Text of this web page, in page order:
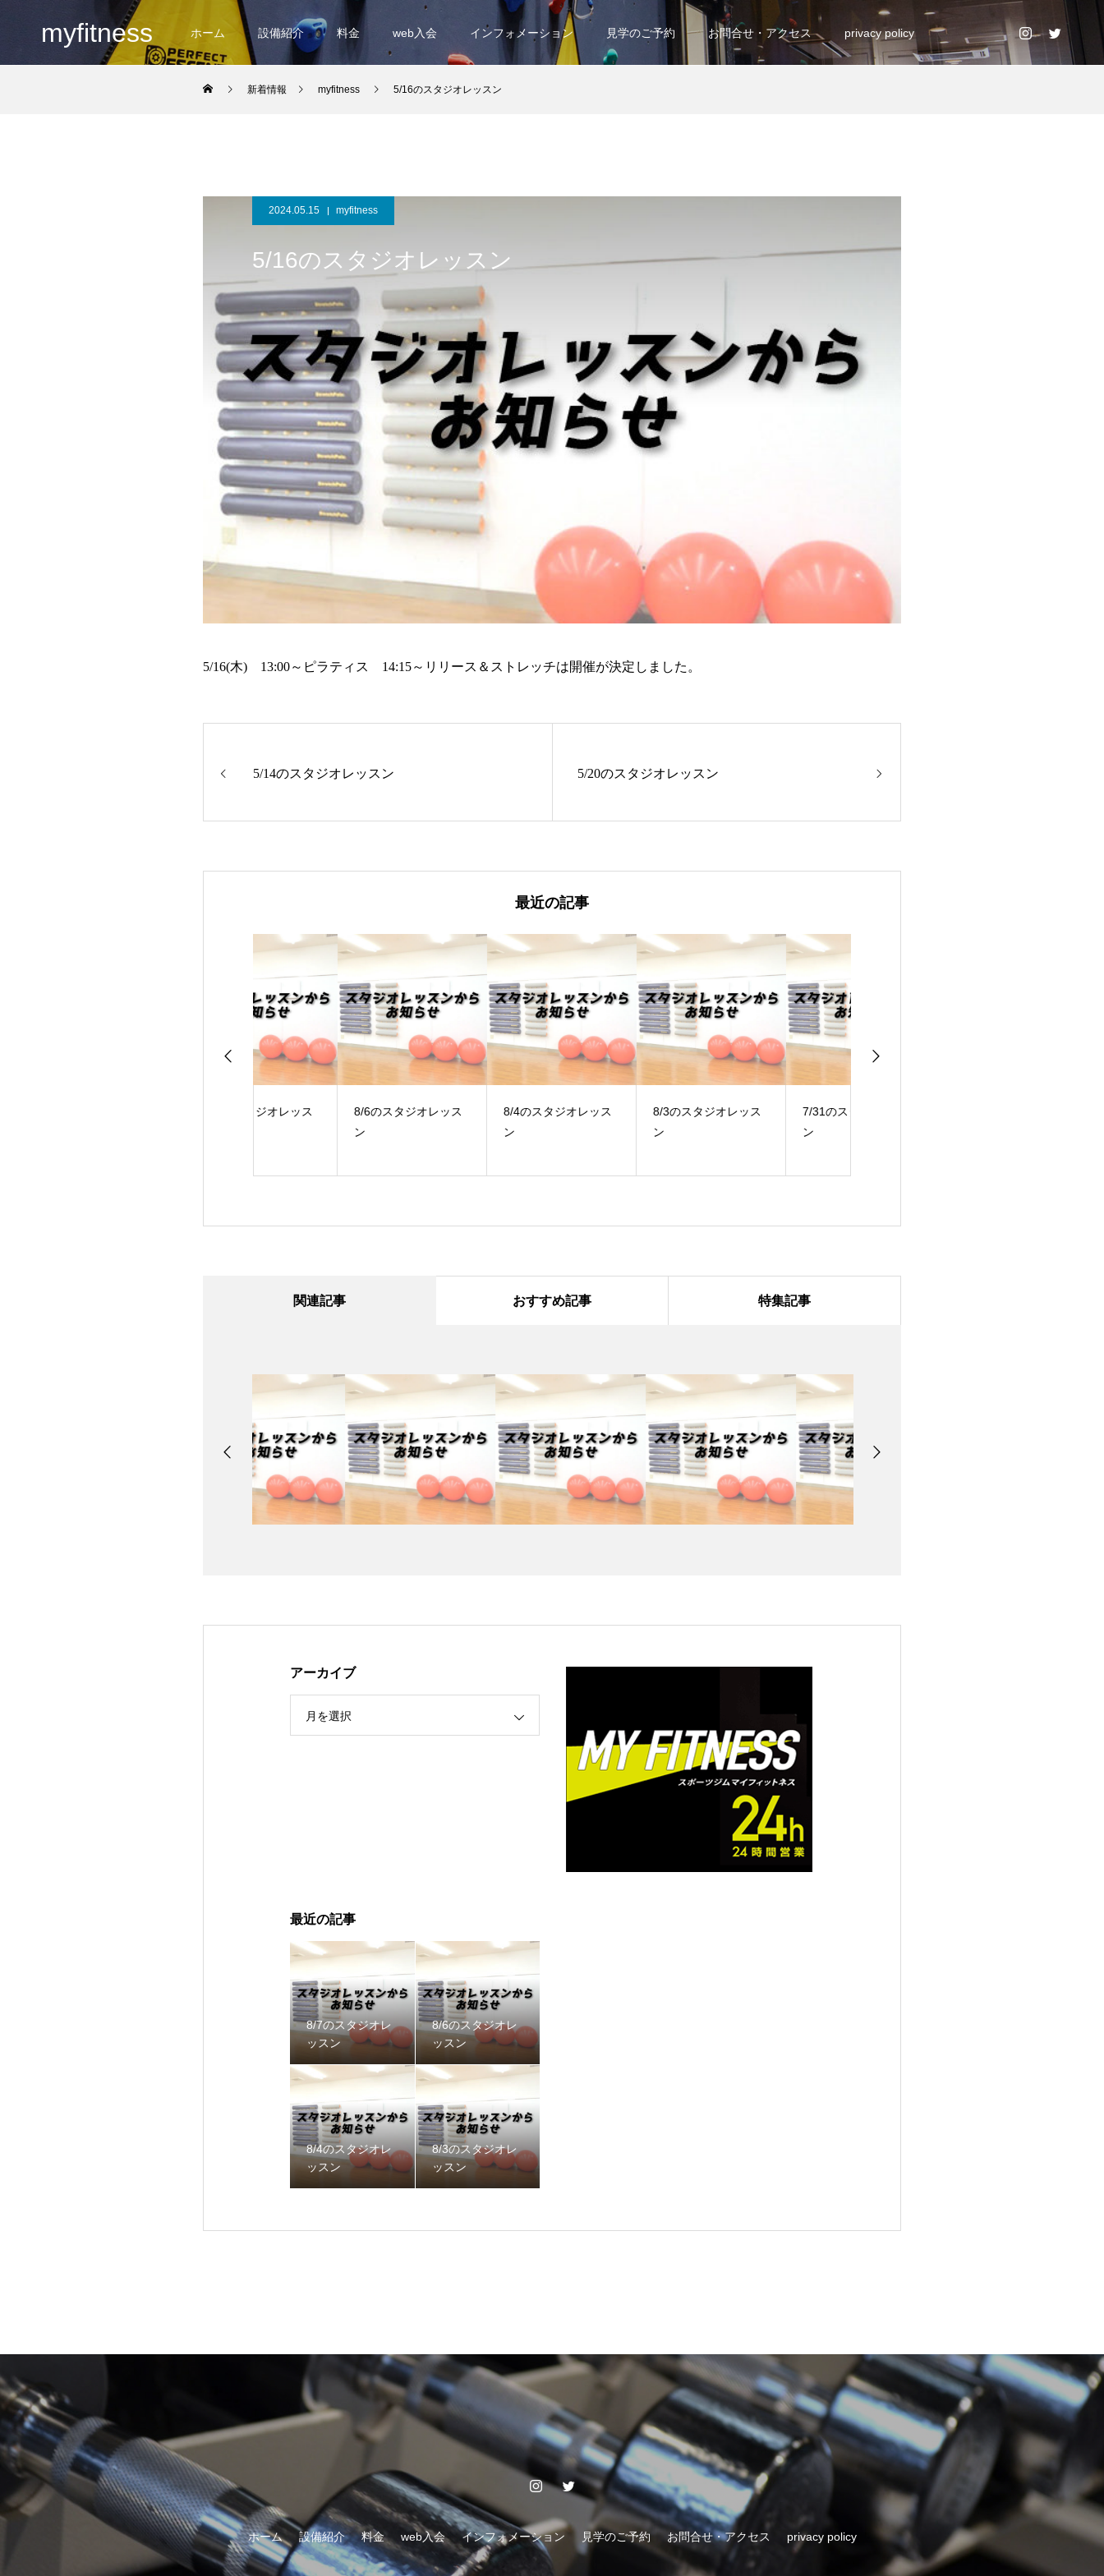
myfitness ホーム 設備紹介 料金 web入会 インフォメーション 見学のご予約 お問合せ・アクセス privacy policy
新着情報 myfitness 5/16のスタジオレッスン
2024.05.15 myfitness
5/16のスタジオレッスン
5/16(木) 13:00～ピラティス 14:15～リリース＆ストレッチは開催が決定しました。
5/14のスタジオレッスン 5/20のスタジオレッスン
最近の記事
8/6のスタジオレッス
8/4のスタジオレッス
8/3のスタジオレッス
7/31のスタジオレッス
関連記事 おすすめ記事 特集記事
アーカイブ
月を選択
最近の記事
8/7のスタジオレ
ッスン
8/6のスタジオレ
ッスン
8/4のスタジオレ
ッスン
8/3のスタジオレ
ッスン
ホーム 設備紹介 料金 web入会 インフォメーション 見学のご予約 お問合せ・アクセス privacy policy